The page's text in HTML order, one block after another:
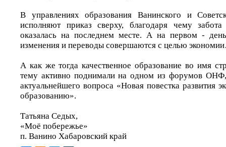
В управлениях образования Ванинского и
исполняют приказ сверху, благодаря чему
оказалась на последнем месте. А на первом -
изменения и переводы совершаются с целью
А как же тогда качественное образование во имя
тему активно поднимали на одном из форумов
актуальнейшего вопроса «Новая повестка развития
образованию».
Татьяна Седых,
«Моё побережье»
п. Ванино Хабаровский край